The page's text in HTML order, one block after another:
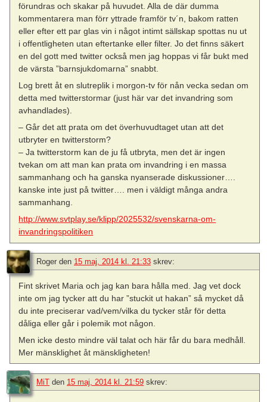
förundras och skakar på huvudet. Alla de där dumma
kommentarera man förr yttrade framför tv´n, bakom ratten
eller efter ett par glas vin i något intimt sällskap spottas nu ut
i offentligheten utan eftertanke eller filter. Jo det finns säkert
en del gott med twitter också men jag hoppas vi får bukt med
de värsta ”barnsjukdomarna” snabbt.
Log brett åt en slutreplik i morgon-tv för nån vecka sedan om
detta med twitterstormar (just här var det invandring som
avhandlades).
– Går det att prata om det överhuvudtaget utan att det
utbryter en twitterstorm?
– Ja twitterstorm kan de ju få utbryta, men det är ingen
tvekan om att man kan prata om invandring i en massa
sammanhang och ha ganska nyanserade diskussioner….
kanske inte just på twitter…. men i väldigt många andra
sammanhang.
http://www.svtplay.se/klipp/2025532/svenskarna-om-
invandringspolitiken
Roger den 15 maj, 2014 kl. 21:33 skrev:
Fint skrivet Maria och jag kan bara hålla med. Jag vet dock
inte om jag tycker att du har ”stuckit ut hakan” så mycket då
du inte preciserar vad/vem/vilka du tycker står för detta
dåliga eller går i polemik mot någon.
Men icke desto mindre väl talat och här får du bara medhåll.
Mer mänsklighet åt mänskligheten!
MiT den 15 maj, 2014 kl. 21:59 skrev: